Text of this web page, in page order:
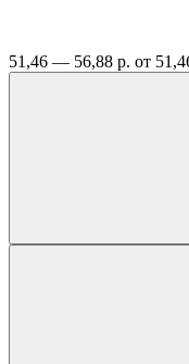
51,46 — 56,88 р. от